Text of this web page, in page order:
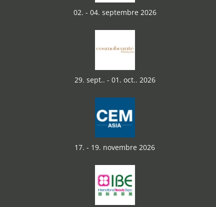
02. - 04. septembre 2026
29. sept.. - 01. oct.. 2026
17. - 19. novembre 2026